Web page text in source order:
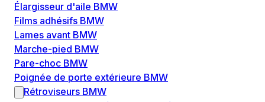
Élargisseur d'aile BMW
Films adhésifs BMW
Lames avant BMW
Marche-pied BMW
Pare-choc BMW
Poignée de porte extérieure BMW
Rétroviseurs BMW